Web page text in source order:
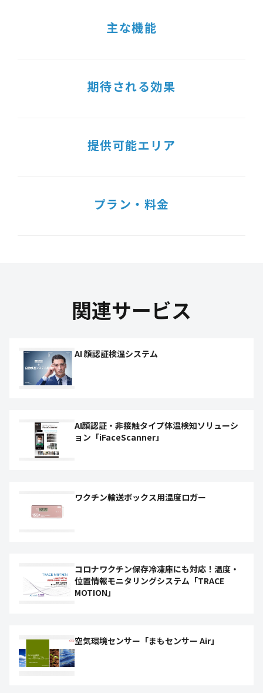
主な機能
期待される効果
提供可能エリア
プラン・料金
関連サービス
AI 顔認証検温システム
AI顔認証・非接触タイプ体温検知ソリューシ
ョン「iFaceScanner」
ワクチン輸送ボックス用温度ロガー
コロナワクチン保存冷凍庫にも対応！温度・
位置情報モニタリングシステム「TRACE
MOTION」
空気環境センサー「まもセンサー Air」